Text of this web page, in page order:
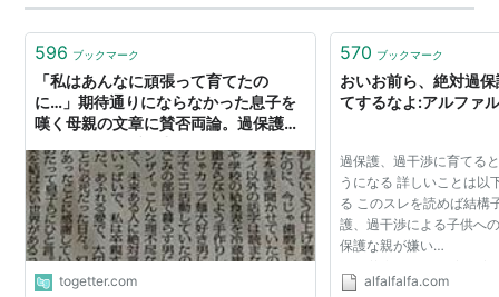
り 振り回されていましたが ここまで成長出来て良かった
です!! …
596 ブックマーク
「私はあんなに頑張って育てたの
に…」期待通りにならなかった息子を
嘆く母親の文章に賛否両論。過保護
togetter.com
570 ブックマーク
おいお前ら、絶対過
てするなよ:アルファ
過保護、過干渉に育てる
うになる 詳しいことは以
る このスレを読めば結構
護、過干渉による子供へ
保護な親が嫌い
545738/ ここはどこまで
alfalfalfa.com